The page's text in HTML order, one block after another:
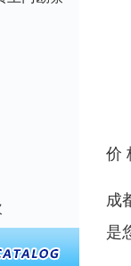
价
成
是